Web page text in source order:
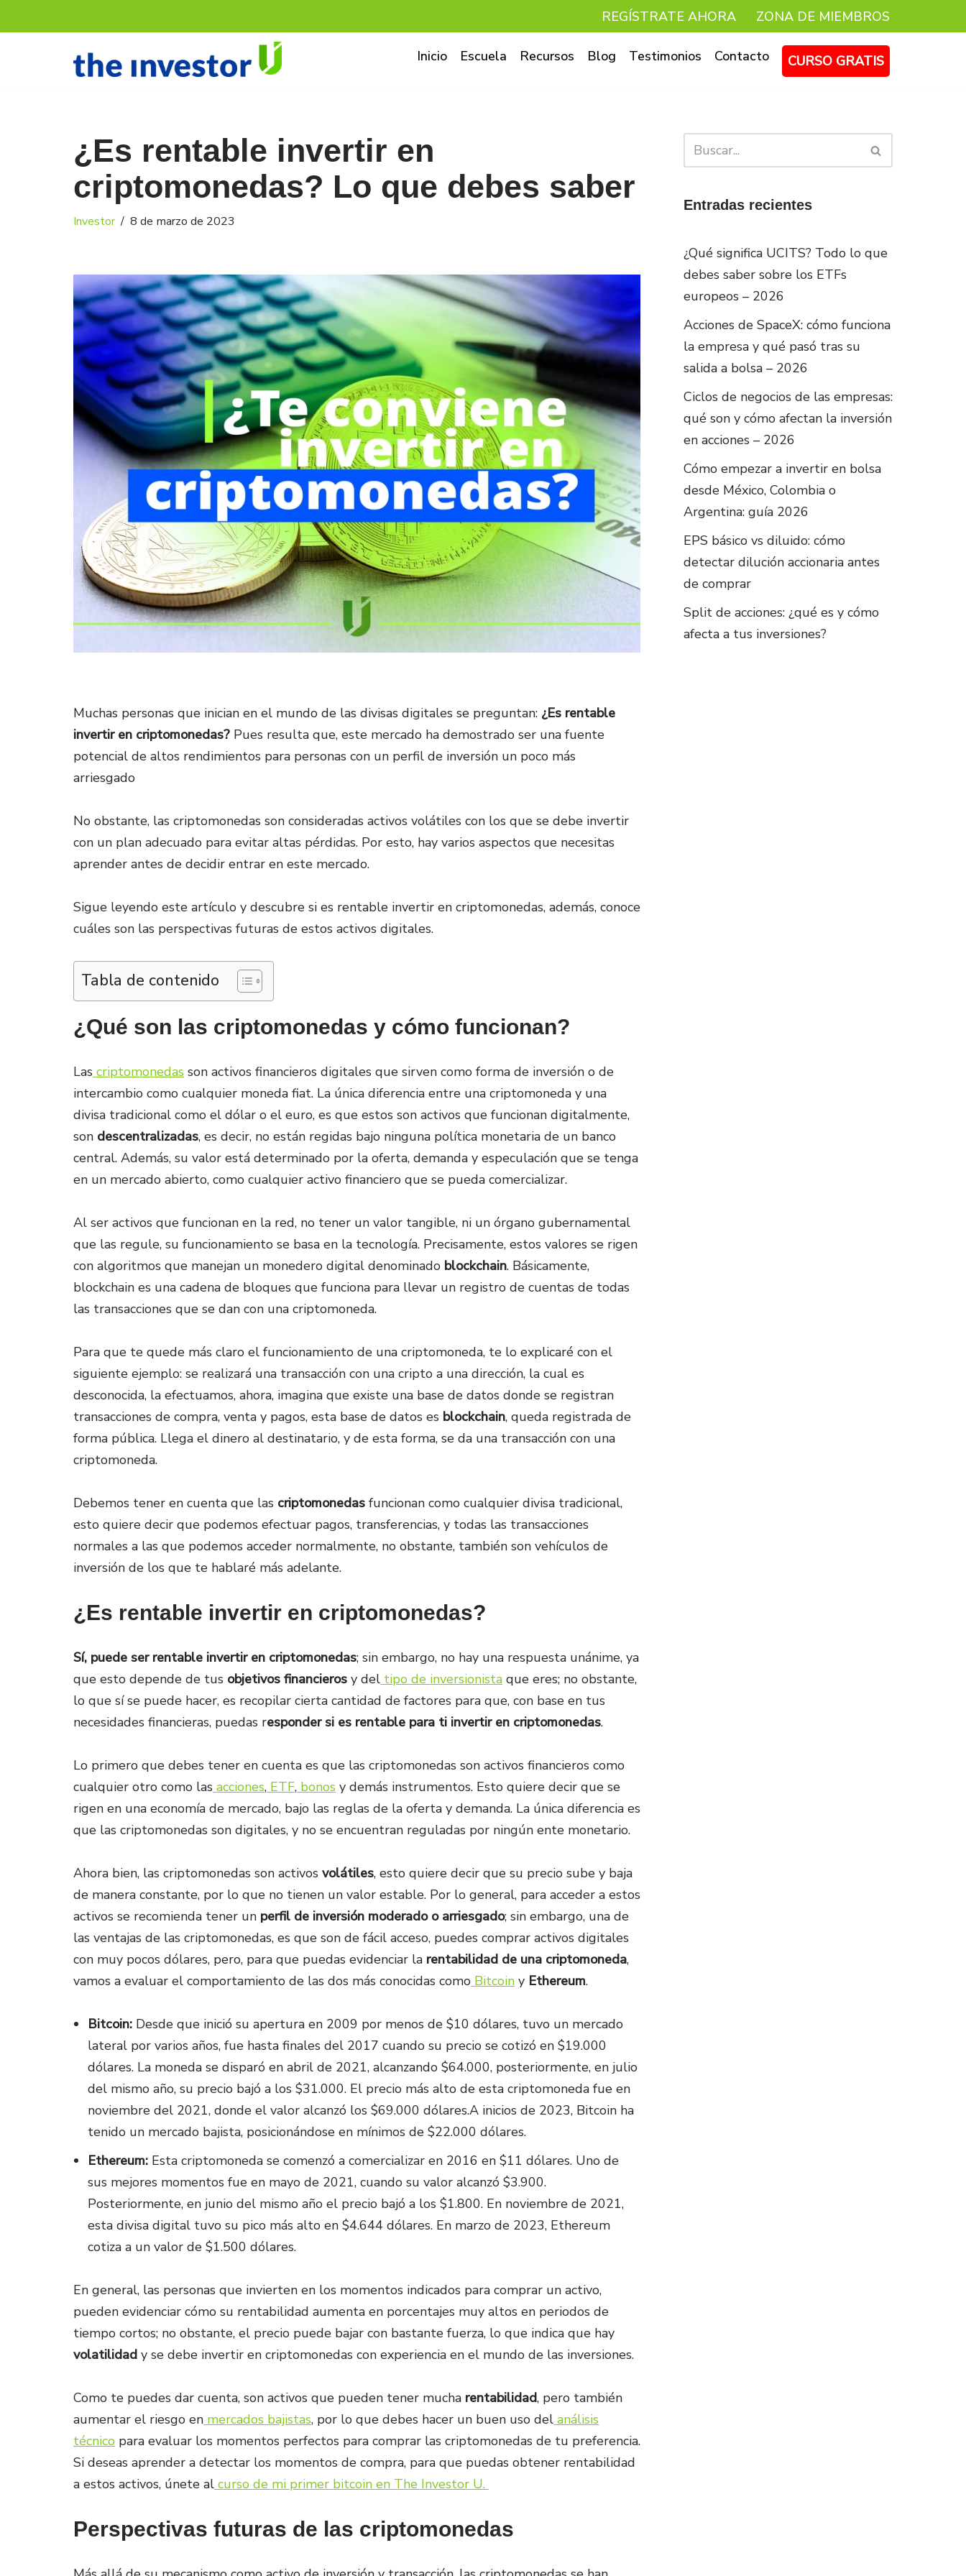
REGÍSTRATE AHORA ZONA DE MIEMBROS
Inicio Escuela Recursos Blog Testimonios Contacto CURSO GRATIS
¿Es rentable invertir en
criptomonedas? Lo que debes saber
Investor 8 de marzo de 2023
Muchas personas que inician en el mundo de las divisas digitales se preguntan: ¿Es rentable
invertir en criptomonedas? Pues resulta que, este mercado ha demostrado ser una fuente
potencial de altos rendimientos para personas con un perfil de inversión un poco más
arriesgado
No obstante, las criptomonedas son consideradas activos volátiles con los que se debe invertir
con un plan adecuado para evitar altas pérdidas. Por esto, hay varios aspectos que necesitas
aprender antes de decidir entrar en este mercado.
Sigue leyendo este artículo y descubre si es rentable invertir en criptomonedas, además, conoce
cuáles son las perspectivas futuras de estos activos digitales.
Tabla de contenido
¿Qué son las criptomonedas y cómo funcionan?
Las criptomonedas son activos financieros digitales que sirven como forma de inversión o de
intercambio como cualquier moneda fiat. La única diferencia entre una criptomoneda y una
divisa tradicional como el dólar o el euro, es que estos son activos que funcionan digitalmente,
son descentralizadas, es decir, no están regidas bajo ninguna política monetaria de un banco
central. Además, su valor está determinado por la oferta, demanda y especulación que se tenga
en un mercado abierto, como cualquier activo financiero que se pueda comercializar.
Al ser activos que funcionan en la red, no tener un valor tangible, ni un órgano gubernamental
que las regule, su funcionamiento se basa en la tecnología. Precisamente, estos valores se rigen
con algoritmos que manejan un monedero digital denominado blockchain. Básicamente,
blockchain es una cadena de bloques que funciona para llevar un registro de cuentas de todas
las transacciones que se dan con una criptomoneda.
Para que te quede más claro el funcionamiento de una criptomoneda, te lo explicaré con el
siguiente ejemplo: se realizará una transacción con una cripto a una dirección, la cual es
desconocida, la efectuamos, ahora, imagina que existe una base de datos donde se registran
transacciones de compra, venta y pagos, esta base de datos es blockchain, queda registrada de
forma pública. Llega el dinero al destinatario, y de esta forma, se da una transacción con una
criptomoneda.
Debemos tener en cuenta que las criptomonedas funcionan como cualquier divisa tradicional,
esto quiere decir que podemos efectuar pagos, transferencias, y todas las transacciones
normales a las que podemos acceder normalmente, no obstante, también son vehículos de
inversión de los que te hablaré más adelante.
¿Es rentable invertir en criptomonedas?
Sí, puede ser rentable invertir en criptomonedas; sin embargo, no hay una respuesta unánime, ya
que esto depende de tus objetivos financieros y del tipo de inversionista que eres; no obstante,
lo que sí se puede hacer, es recopilar cierta cantidad de factores para que, con base en tus
necesidades financieras, puedas responder si es rentable para ti invertir en criptomonedas.
Lo primero que debes tener en cuenta es que las criptomonedas son activos financieros como
cualquier otro como las acciones, ETF, bonos y demás instrumentos. Esto quiere decir que se
rigen en una economía de mercado, bajo las reglas de la oferta y demanda. La única diferencia es
que las criptomonedas son digitales, y no se encuentran reguladas por ningún ente monetario.
Ahora bien, las criptomonedas son activos volátiles, esto quiere decir que su precio sube y baja
de manera constante, por lo que no tienen un valor estable. Por lo general, para acceder a estos
activos se recomienda tener un perfil de inversión moderado o arriesgado; sin embargo, una de
las ventajas de las criptomonedas, es que son de fácil acceso, puedes comprar activos digitales
con muy pocos dólares, pero, para que puedas evidenciar la rentabilidad de una criptomoneda,
vamos a evaluar el comportamiento de las dos más conocidas como Bitcoin y Ethereum.
Bitcoin: Desde que inició su apertura en 2009 por menos de $10 dólares, tuvo un mercado
lateral por varios años, fue hasta finales del 2017 cuando su precio se cotizó en $19.000
dólares. La moneda se disparó en abril de 2021, alcanzando $64.000, posteriormente, en julio
del mismo año, su precio bajó a los $31.000. El precio más alto de esta criptomoneda fue en
noviembre del 2021, donde el valor alcanzó los $69.000 dólares.A inicios de 2023, Bitcoin ha
tenido un mercado bajista, posicionándose en mínimos de $22.000 dólares.
Ethereum: Esta criptomoneda se comenzó a comercializar en 2016 en $11 dólares. Uno de
sus mejores momentos fue en mayo de 2021, cuando su valor alcanzó $3.900.
Posteriormente, en junio del mismo año el precio bajó a los $1.800. En noviembre de 2021,
esta divisa digital tuvo su pico más alto en $4.644 dólares. En marzo de 2023, Ethereum
cotiza a un valor de $1.500 dólares.
En general, las personas que invierten en los momentos indicados para comprar un activo,
pueden evidenciar cómo su rentabilidad aumenta en porcentajes muy altos en periodos de
tiempo cortos; no obstante, el precio puede bajar con bastante fuerza, lo que indica que hay
volatilidad y se debe invertir en criptomonedas con experiencia en el mundo de las inversiones.
Como te puedes dar cuenta, son activos que pueden tener mucha rentabilidad, pero también
aumentar el riesgo en mercados bajistas, por lo que debes hacer un buen uso del análisis
técnico para evaluar los momentos perfectos para comprar las criptomonedas de tu preferencia.
Si deseas aprender a detectar los momentos de compra, para que puedas obtener rentabilidad
a estos activos, únete al curso de mi primer bitcoin en The Investor U.
Perspectivas futuras de las criptomonedas
Entradas recientes
¿Qué significa UCITS? Todo lo que
debes saber sobre los ETFs
europeos – 2026
Acciones de SpaceX: cómo funciona
la empresa y qué pasó tras su
salida a bolsa – 2026
Ciclos de negocios de las empresas:
qué son y cómo afectan la inversión
en acciones – 2026
Cómo empezar a invertir en bolsa
desde México, Colombia o
Argentina: guía 2026
EPS básico vs diluido: cómo
detectar dilución accionaria antes
de comprar
Split de acciones: ¿qué es y cómo
afecta a tus inversiones?